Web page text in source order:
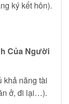
ký kết hôn).
Của Người
khả năng tài
ở, đi lại…).